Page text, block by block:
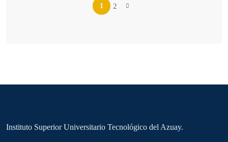
1 2
Instituto Superior Universitario Tecnológico del Azuay.